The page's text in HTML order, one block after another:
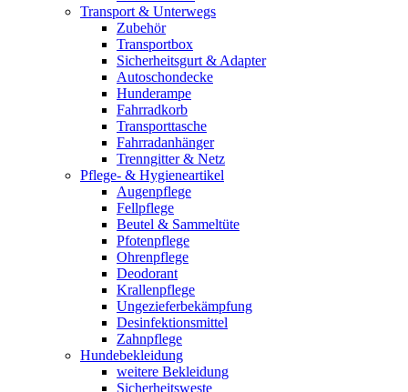
Transport & Unterwegs
Zubehör
Transportbox
Sicherheitsgurt & Adapter
Autoschondecke
Hunderampe
Fahrradkorb
Transporttasche
Fahrradanhänger
Trenngitter & Netz
Pflege- & Hygieneartikel
Augenpflege
Fellpflege
Beutel & Sammeltüte
Pfotenpflege
Ohrenpflege
Deodorant
Krallenpflege
Ungezieferbekämpfung
Desinfektionsmittel
Zahnpflege
Hundebekleidung
weitere Bekleidung
Sicherheitsweste